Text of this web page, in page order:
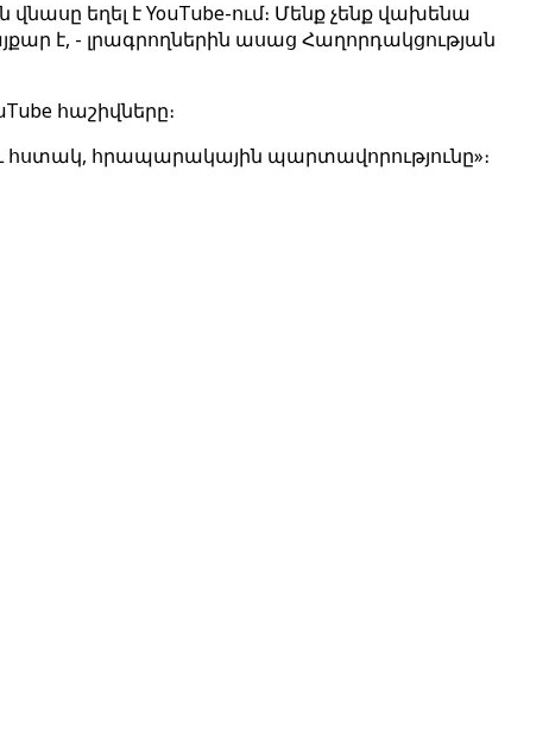
եղել է YouTube-ում։ Մենք չենք վախենա
է, - լրագրողներին ասաց Հաղորդակցության
հաշիվները։
հստակ, հրապարակային պարտավորությունը»։